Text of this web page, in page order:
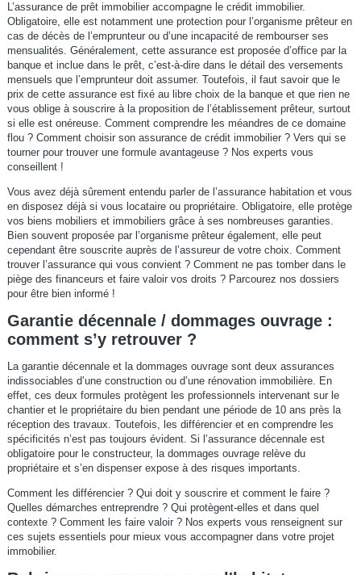
L’assurance de prêt immobilier accompagne le crédit immobilier.
Obligatoire, elle est notamment une protection pour l’organisme prêteur en
cas de décès de l’emprunteur ou d’une incapacité de rembourser ses
mensualités. Généralement, cette assurance est proposée d’office par la
banque et inclue dans le prêt, c’est-à-dire dans le détail des versements
mensuels que l’emprunteur doit assumer. Toutefois, il faut savoir que le
prix de cette assurance est fixé au libre choix de la banque et que rien ne
vous oblige à souscrire à la proposition de l’établissement prêteur, surtout
si elle est onéreuse. Comment comprendre les méandres de ce domaine
flou ? Comment choisir son assurance de crédit immobilier ? Vers qui se
tourner pour trouver une formule avantageuse ? Nos experts vous
conseillent !
Vous avez déjà sûrement entendu parler de l’assurance habitation et vous
en disposez déjà si vous locataire ou propriétaire. Obligatoire, elle protège
vos biens mobiliers et immobiliers grâce à ses nombreuses garanties.
Bien souvent proposée par l’organisme prêteur également, elle peut
cependant être souscrite auprès de l’assureur de votre choix. Comment
trouver l’assurance qui vous convient ? Comment ne pas tomber dans le
piège des financeurs et faire valoir vos droits ? Parcourez nos dossiers
pour être bien informé !
Garantie décennale / dommages ouvrage :
comment s’y retrouver ?
La garantie décennale et la dommages ouvrage sont deux assurances
indissociables d’une construction ou d’une rénovation immobilière. En
effet, ces deux formules protègent les professionnels intervenant sur le
chantier et le propriétaire du bien pendant une période de 10 ans près la
réception des travaux. Toutefois, les différencier et en comprendre les
spécificités n’est pas toujours évident. Si l’assurance décennale est
obligatoire pour le constructeur, la dommages ouvrage relève du
propriétaire et s’en dispenser expose à des risques importants.
Comment les différencier ? Qui doit y souscrire et comment le faire ?
Quelles démarches entreprendre ? Qui protègent-elles et dans quel
contexte ? Comment les faire valoir ? Nos experts vous renseignent sur
ces sujets essentiels pour mieux vous accompagner dans votre projet
immobilier.